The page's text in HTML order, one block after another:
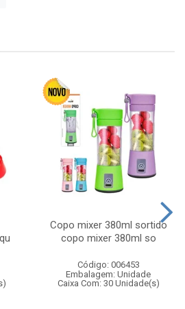
Copo mixer 380ml sortido
copo mixer 380ml so
Código: 006453
Embalagem: Unidade
Caixa Com: 30 Unidade(s)